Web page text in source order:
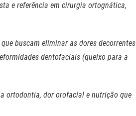
e referência em cirurgia ortognática,
buscam eliminar as dores decorrentes
dentofaciais (queixo para a
ortodontia, dor orofacial e nutrição que